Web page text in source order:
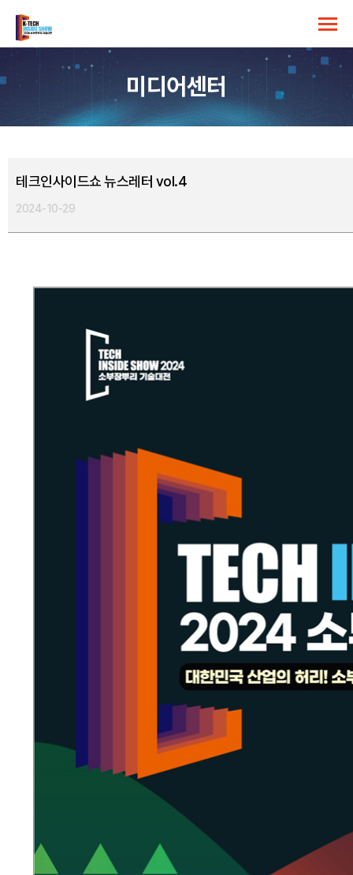
미디어센터
테크인사이드쇼 뉴스레터 vol.4
2024-10-29